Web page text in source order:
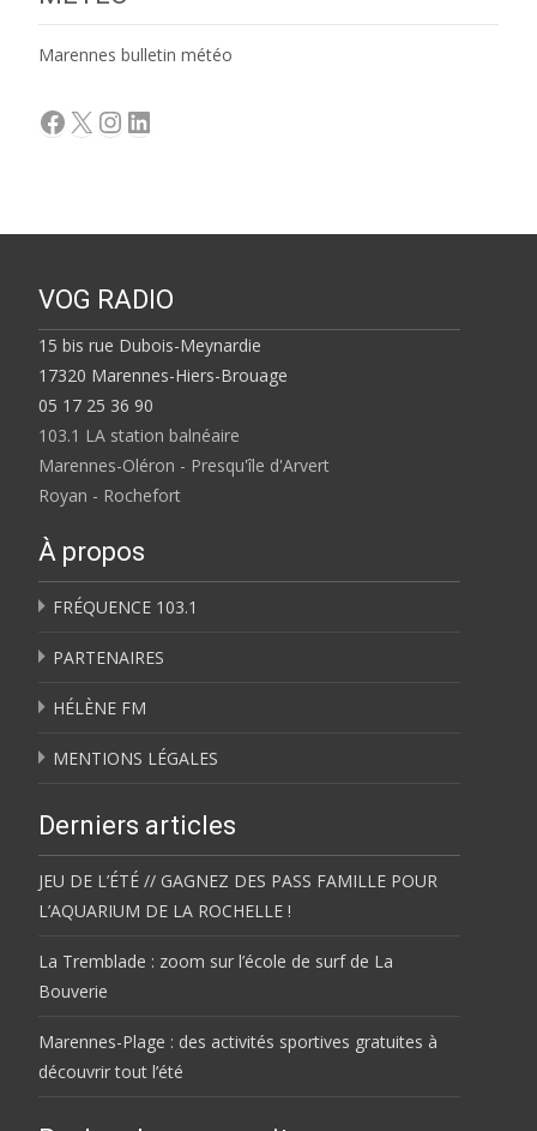
Marennes bulletin météo
Facebook
X Instagram
LinkedIn
VOG RADIO
15 bis rue Dubois-Meynardie
17320 Marennes-Hiers-Brouage
05 17 25 36 90
103.1 LA station balnéaire
Marennes-Oléron - Presqu'île d'Arvert
Royan - Rochefort
À propos
FRÉQUENCE 103.1
PARTENAIRES
HÉLÈNE FM
MENTIONS LÉGALES
Derniers articles
JEU DE L’ÉTÉ // GAGNEZ DES PASS FAMILLE POUR
L’AQUARIUM DE LA ROCHELLE !
La Tremblade : zoom sur l’école de surf de La
Bouverie
Marennes-Plage : des activités sportives gratuites à
découvrir tout l’été